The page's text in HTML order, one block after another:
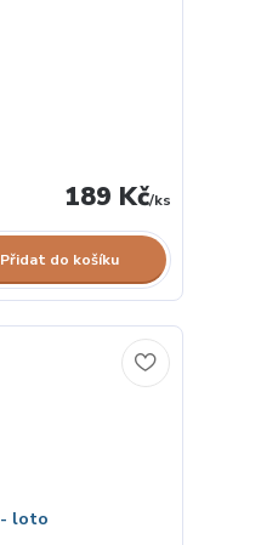
189 Kč/ks
Přidat do košíku